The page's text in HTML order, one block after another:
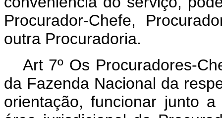
Procurador-Chefe,
outra Procuradoria.
Art 7º Os Procuradores-
da Fazenda Nacional da
orientação, funcionar junto